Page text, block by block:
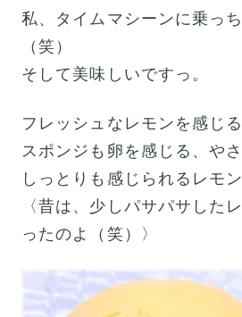
私、タイムマシーンに乗っ
（笑）
そして美味しいですっ。
フレッシュなレモンを感じ
スポンジも卵を感じる、や
しっとりも感じられるレモ
〈昔は、少しパサパサした
ったのよ（笑）〉